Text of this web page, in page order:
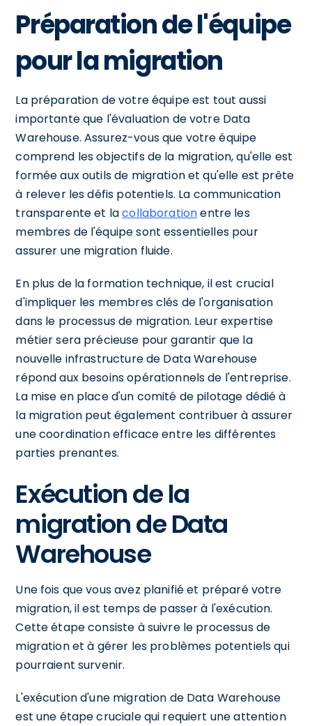
Préparation de l'équipe
pour la migration
La préparation de votre équipe est tout aussi
importante que l'évaluation de votre Data
Warehouse. Assurez-vous que votre équipe
comprend les objectifs de la migration, qu'elle est
formée aux outils de migration et qu'elle est prête
à relever les défis potentiels. La communication
transparente et lacollaborationentre les
membres de l'équipe sont essentielles pour
assurer une migration fluide.
En plus de la formation technique, il est crucial
d'impliquer les membres clés de l'organisation
dans le processus de migration. Leur expertise
métier sera précieuse pour garantir que la
nouvelle infrastructure de Data Warehouse
répond aux besoins opérationnels de l'entreprise.
La mise en place d'un comité de pilotage dédié à
la migration peut également contribuer à assurer
une coordination efficace entre les différentes
parties prenantes.
Exécution de la
migration de Data
Warehouse
Une fois que vous avez planifié et préparé votre
migration, il est temps de passer à l'exécution.
Cette étape consiste à suivre le processus de
migration et à gérer les problèmes potentiels qui
pourraient survenir.
L'exécution d'une migration de Data Warehouse
est une étape cruciale qui requiert une attention